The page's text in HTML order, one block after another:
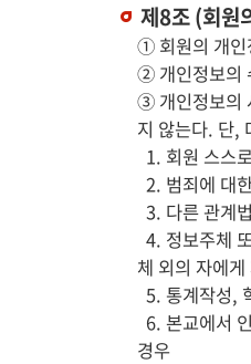
제8조 (회원
① 회원의 개인
② 개인정보의
③ 개인정보의
지 않는다. 단,
1. 회원 스스
2. 범죄에 대
3. 다른 관계
4. 정보주체
체 외의 자에
5. 통계작성,
6. 본교에서
경우